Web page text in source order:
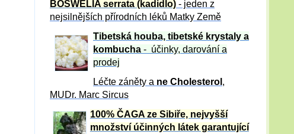
BOSWELIA serrata (kadidlo) - jeden z
nejsilnějších přírodních léků Matky Země
Tibetská houba, tibetské krystaly a
kombucha - účinky, darování a
prodej
Léčte záněty a ne Cholesterol ,
MUDr. Marc Sircus
100% ČAGA ze Sibiře, nejvyšší
množství účinných látek garantující